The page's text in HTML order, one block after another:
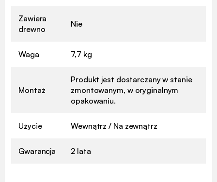
Zawiera
drewno
Nie
Waga 7,7 kg
Montaż
Produkt jest dostarczany w stanie
zmontowanym, w oryginalnym
opakowaniu.
Użycie Wewnątrz / Na zewnątrz
Gwarancja 2 lata